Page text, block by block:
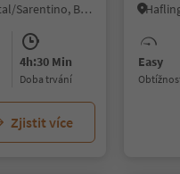
S.Martino/Reinswald, Sarntal/Sarentino, Bolzano/Bozen and environs
4h:30 Min
doba trvání
Zjistit více
Easy